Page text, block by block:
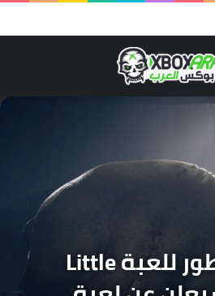
الاستديو المطور للعبة Little